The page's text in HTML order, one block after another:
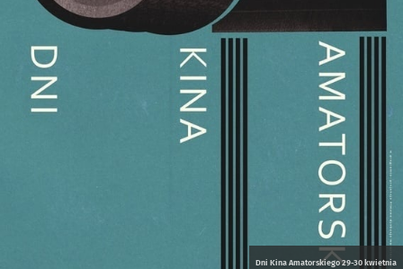
Kliknij, aby powiększyć
Dni Kina Amatorskiego 29-30 kwietnia